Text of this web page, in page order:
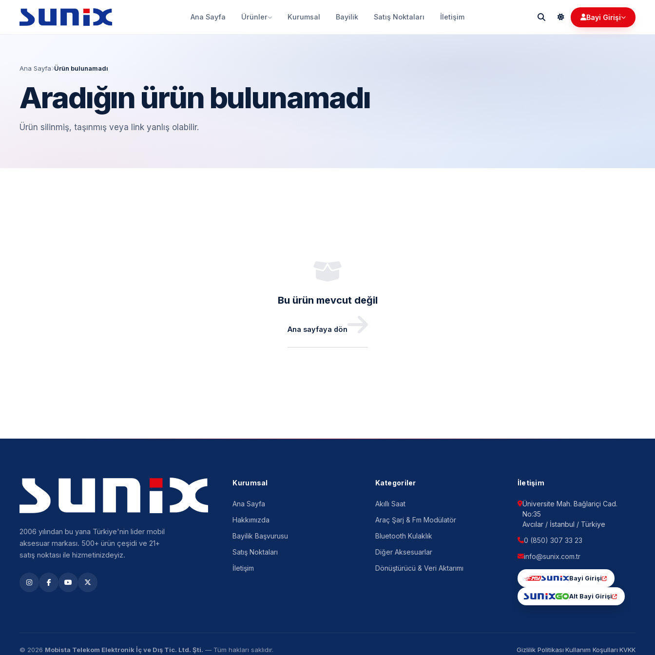
Ana Sayfa Ürünler Kurumsal Bayilik Satış Noktaları İletişim Bayi Girişi
Ana Sayfa Ürün bulunamadı
Aradığın ürün bulunamadı
Ürün silinmiş, taşınmış veya link yanlış olabilir.
Bu ürün mevcut değil
Ana sayfaya dön
2006 yılından bu yana Türkiye'nin lider mobil
aksesuar markası. 500+ ürün çeşidi ve 21+
satış noktası ile hizmetinizdeyiz.
Kurumsal
Ana Sayfa
Hakkımızda
Bayilik Başvurusu
Satış Noktaları
İletişim
Kategoriler
Akıllı Saat
Araç Şarj & Fm Modülatör
Bluetooth Kulaklık
Diğer Aksesuarlar
Dönüştürücü & Veri Aktarımı
İletişim
Üniversite Mah. Bağlariçi Cad.
No:35
Avcılar / İstanbul / Türkiye
0 (850) 307 33 23
info@sunix.com.tr
Bayi Girişi
Alt Bayi Girişi
© 2026 Mobista Telekom Elektronik İç ve Dış Tic. Ltd. Şti. — Tüm hakları saklıdır. Gizlilik Politikası·Kullanım Koşulları·KVKK